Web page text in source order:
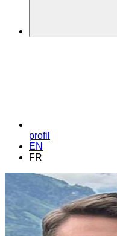
profil
EN
FR